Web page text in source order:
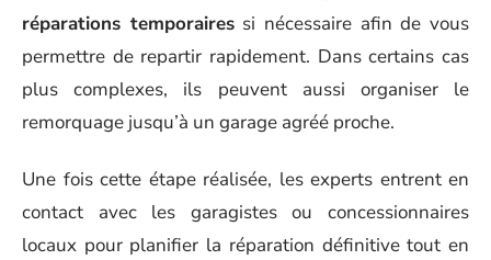
réparations temporairessi nécessaire afin de vous
permettre de repartir rapidement. Dans certains cas
plus complexes, ils peuvent aussi organiser le
remorquage jusqu’à un garage agréé proche.
Une fois cette étape réalisée, les experts entrent en
contact avec les garagistes ou concessionnaires
locaux pour planifier la réparation définitive tout en